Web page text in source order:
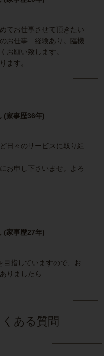
お仕事させて頂きたい
お仕事 経験あり。臨機
お願い致します。
ます。
(家事歴36年)
日々のサービスに取り組
お申し下さいませ。よろ
(家事歴27年)
目指していますので、お
りましたら
ある質問